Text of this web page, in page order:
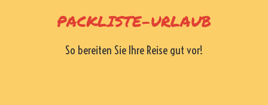
PACKLISTE-URLAUB
So bereiten Sie Ihre Reise gut vor!